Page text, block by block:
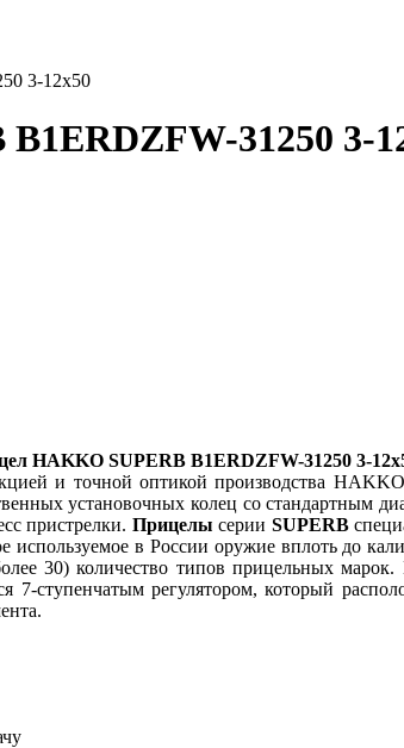
3-12x50
31250 3-
HAKKO SUPERB B1ERDZFW-31250 3-
и точной оптикой производства
установочных колец со стандартным
пристрелки. Прицелы серии SUPERB
в России оружие вплоть до
30) количество типов прицельных
7-ступенчатым регулятором, который